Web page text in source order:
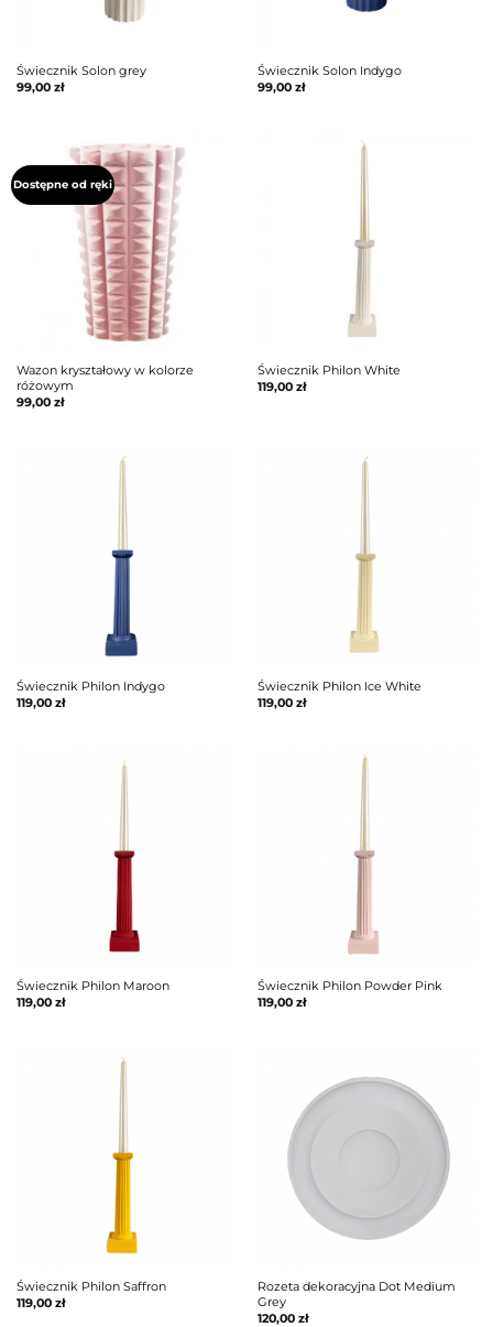
Świecznik Solon grey
99,00 zł
Świecznik Solon Indygo
99,00 zł
Dostępne od ręki
Wazon kryształowy w kolorze
różowym
99,00 zł
Świecznik Philon White
119,00 zł
Świecznik Philon Indygo
119,00 zł
Świecznik Philon Ice White
119,00 zł
Świecznik Philon Maroon
119,00 zł
Świecznik Philon Powder Pink
119,00 zł
Świecznik Philon Saffron
119,00 zł
Rozeta dekoracyjna Dot Medium
Grey
120,00 zł